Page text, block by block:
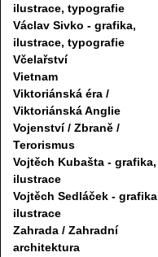
ilustrace, typografie
Václav Sivko - grafika,
ilustrace, typografie
Včelařství
Vietnam
Viktoriánská éra /
Viktoriánská Anglie
Vojenství / Zbraně /
Terorismus
Vojtěch Kubašta - grafika,
ilustrace
Vojtěch Sedláček -
ilustrace
Zahrada / Zahradní
architektura